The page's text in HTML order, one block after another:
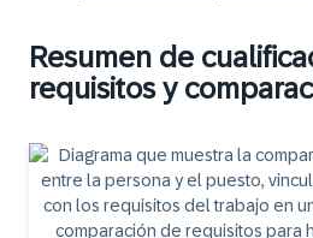
Resumen de
requisitos y